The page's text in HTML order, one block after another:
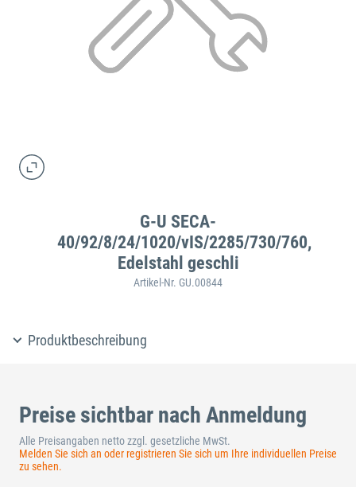
G-U SECA-
40/92/8/24/1020/vIS/2285/730/760,
Edelstahl geschli
Artikel-Nr. GU.00844
Produktbeschreibung
Preise sichtbar nach Anmeldung
Alle Preisangaben netto zzgl. gesetzliche MwSt.
Melden Sie sich an oder registrieren Sie sich um Ihre individuellen Preise
zu sehen.